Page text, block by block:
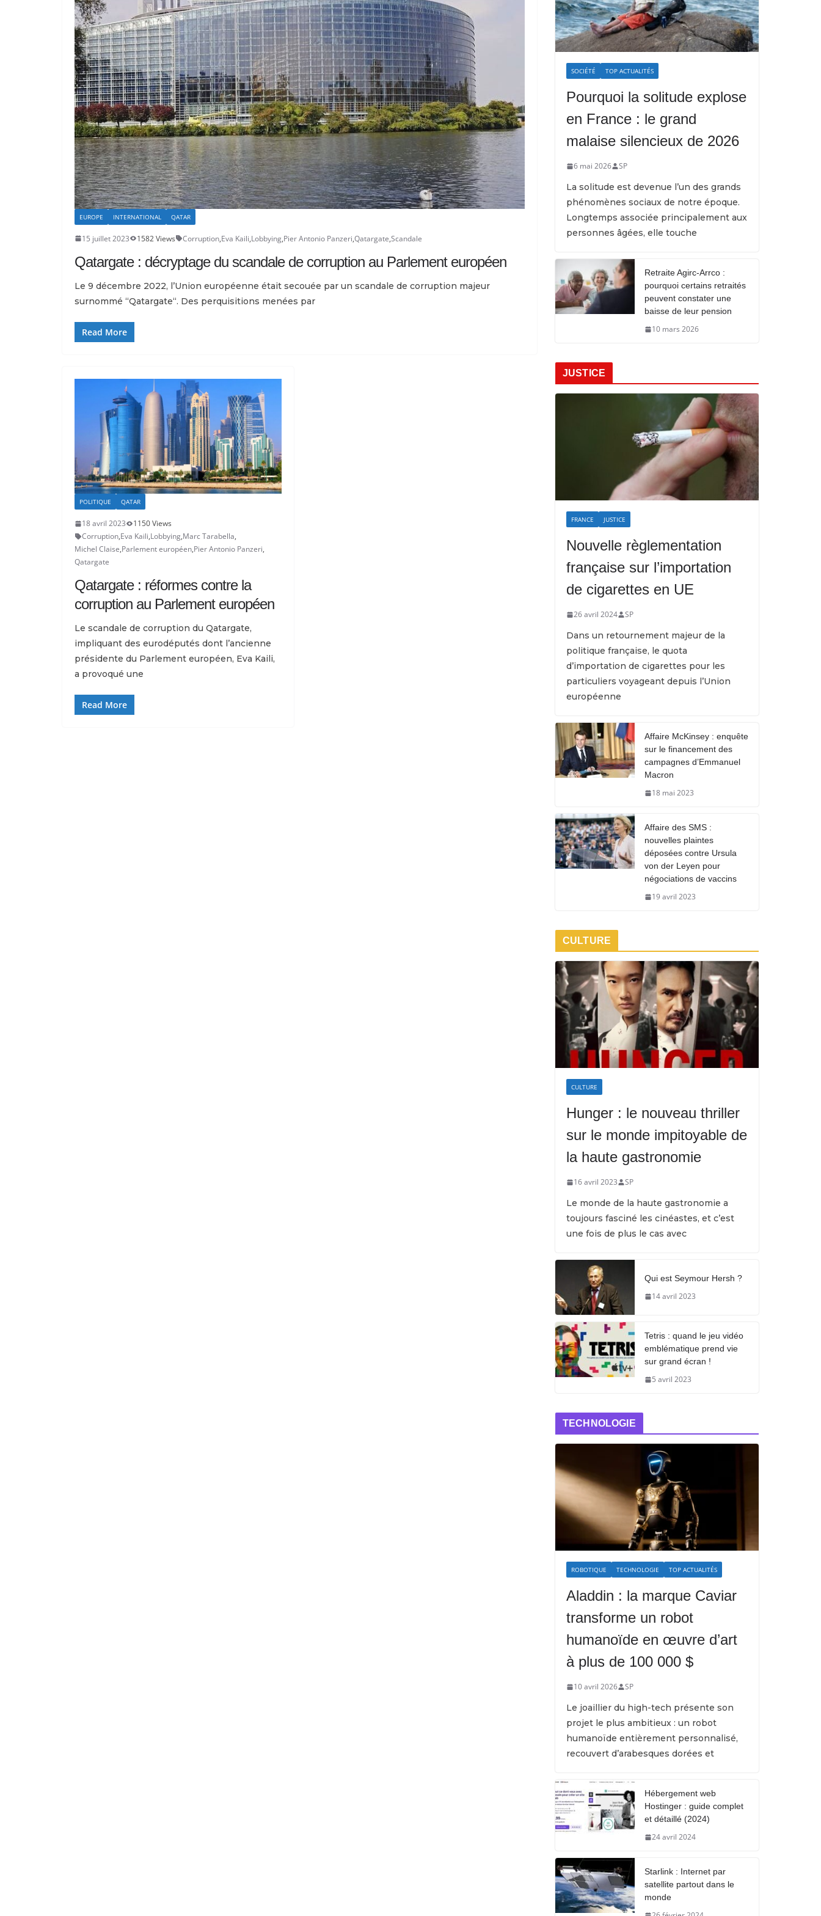
EUROPE INTERNATIONAL QATAR
15 juillet 2023 1582 Views Corruption,Eva Kaili,Lobbying,Pier Antonio Panzeri,Qatargate,Scandale
Qatargate : décryptage du scandale de corruption au Parlement européen
Le 9 décembre 2022, l’Union européenne était secouée par un scandale de corruption majeur
surnommé “Qatargate“. Des perquisitions menées par
Read More
POLITIQUE QATAR
18 avril 2023
1150 Views
Corruption,Eva Kaili,Lobbying,Marc Tarabella,
Michel Claise,Parlement européen,Pier Antonio Panzeri,
Qatargate
Qatargate : réformes contre la
corruption au Parlement européen
Le scandale de corruption du Qatargate,
impliquant des eurodéputés dont l’ancienne
présidente du Parlement européen, Eva Kaili,
a provoqué une
Read More
SOCIÉTÉ TOP ACTUALITÉS
Pourquoi la solitude explose
en France : le grand
malaise silencieux de 2026
6 mai 2026 SP
La solitude est devenue l’un des grands
phénomènes sociaux de notre époque.
Longtemps associée principalement aux
personnes âgées, elle touche
Retraite Agirc-Arrco :
pourquoi certains retraités
peuvent constater une
baisse de leur pension
10 mars 2026
JUSTICE
FRANCE JUSTICE
Nouvelle règlementation
française sur l’importation
de cigarettes en UE
26 avril 2024 SP
Dans un retournement majeur de la
politique française, le quota
d’importation de cigarettes pour les
particuliers voyageant depuis l’Union
européenne
Affaire McKinsey : enquête
sur le financement des
campagnes d’Emmanuel
Macron
18 mai 2023
Affaire des SMS :
nouvelles plaintes
déposées contre Ursula
von der Leyen pour
négociations de vaccins
19 avril 2023
CULTURE
CULTURE
Hunger : le nouveau thriller
sur le monde impitoyable de
la haute gastronomie
16 avril 2023 SP
Le monde de la haute gastronomie a
toujours fasciné les cinéastes, et c’est
une fois de plus le cas avec
Qui est Seymour Hersh ?
14 avril 2023
Tetris : quand le jeu vidéo
emblématique prend vie
sur grand écran !
5 avril 2023
TECHNOLOGIE
ROBOTIQUE TECHNOLOGIE TOP ACTUALITÉS
Aladdin : la marque Caviar
transforme un robot
humanoïde en œuvre d’art
à plus de 100 000 $
10 avril 2026 SP
Le joaillier du high-tech présente son
projet le plus ambitieux : un robot
humanoïde entièrement personnalisé,
recouvert d’arabesques dorées et
Hébergement web
Hostinger : guide complet
et détaillé (2024)
24 avril 2024
Starlink : Internet par
satellite partout dans le
monde